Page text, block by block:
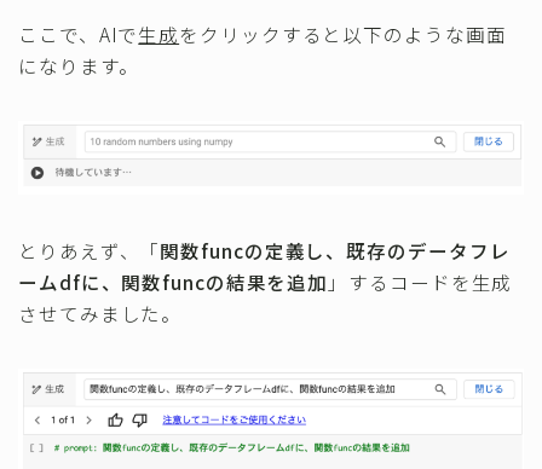
ここで、AIで生成をクリックすると以下のような画面
になります。
とりあえず、「関数funcの定義し、既存のデータフレ
ームdfに、関数funcの結果を追加 」するコードを生成
させてみました。